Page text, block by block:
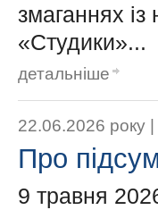
змаганнях
«Студики»...
детальніше
22.06.2026 року |
Про
9 травня